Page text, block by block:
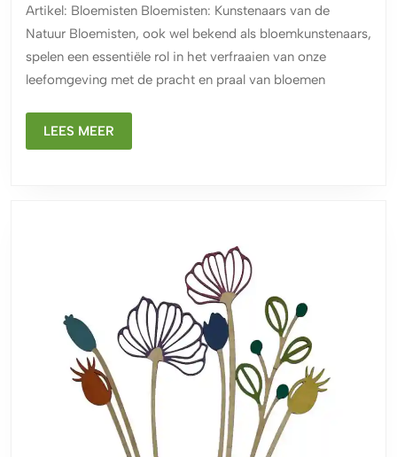
Meesters
in
Natuurlijke
Schoonheid
Artikel: Bloemisten Bloemisten: Kunstenaars van de
Natuur Bloemisten, ook wel bekend als bloemkunstenaars,
spelen een essentiële rol in het verfraaien van onze
leefomgeving met de pracht en praal van bloemen
LEES MEER
MEER